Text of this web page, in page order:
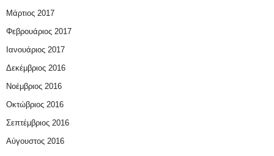
Μάρτιος 2017
Φεβρουάριος 2017
Ιανουάριος 2017
Δεκέμβριος 2016
Νοέμβριος 2016
Οκτώβριος 2016
Σεπτέμβριος 2016
Αύγουστος 2016